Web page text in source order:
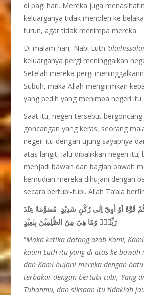
di pagi hari. Mereka juga
keluarganya tidak menoleh ke
turun, agar tidak menimpa mereka.
Di malam hari, Nabi Luth
keluarganya pergi meninggalkan
Setelah mereka pergi
Subuh, maka Allah mengirimkan
yang pedih yang menimpa negeri itu.
Saat itu, negeri tersebut bergoncang
goncangan yang keras, seorang
negeri itu dengan ujung sayapnya
atas langit, lalu dibalikkan negeri itu;
menjadi bawah dan bagian bawah
kemudian mereka dihujani dengan
secara bertubi-tubi. Allah Ta’ala
قُوَّةً اَوْ اٰوِيْٓ اِلٰى رُكْنٍ شَدِيْدٍ مُسَوَّمَةً عِنْدَ
رَبِّكَۗ وَمَا هِيَ مِنَ الظّٰلِمِيْنَ بِبَعِيْدٍ
“Maka ketika datang azab Kami,
kaum Luth itu yang di atas ke bawah
dan Kami hujani mereka dengan
terbakar dengan bertubi-tubi,–Yang
Tuhanmu, dan siksaan itu tidaklah